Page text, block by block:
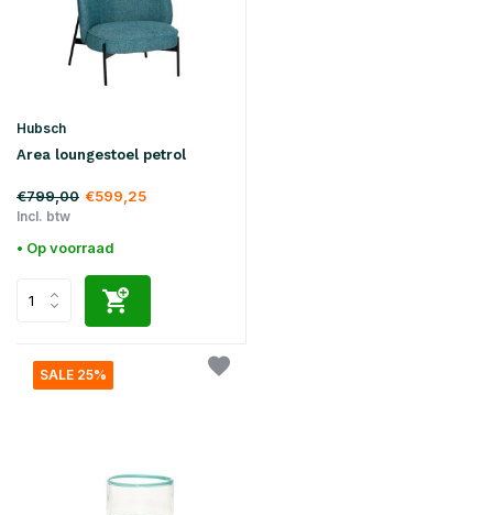
Hubsch
Area loungestoel petrol
€799,00 €599,25
Incl. btw
• Op voorraad
SALE 25%